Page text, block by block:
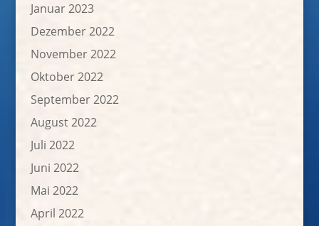
Januar 2023
Dezember 2022
November 2022
Oktober 2022
September 2022
August 2022
Juli 2022
Juni 2022
Mai 2022
April 2022